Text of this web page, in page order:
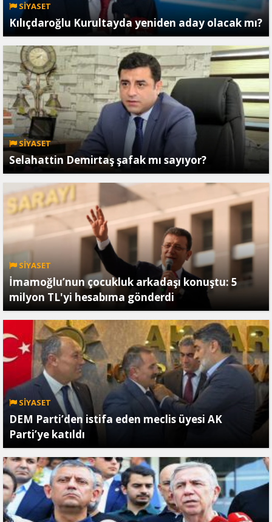
SİYASET
Kılıçdaroğlu Kurultayda yeniden aday olacak mı?
SİYASET
Selahattin Demirtaş şafak mı sayıyor?
SİYASET
İmamoğlu’nun çocukluk arkadaşı konuştu: 5
milyon TL'yi hesabıma gönderdi
SİYASET
DEM Parti’den istifa eden meclis üyesi AK
Parti’ye katıldı